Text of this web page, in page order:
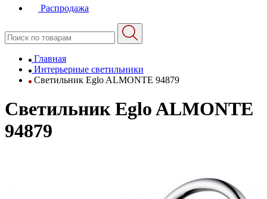
Распродажа
Главная
Интерьерные светильники
Светильник Eglo ALMONTE 94879
Светильник Eglo ALMONTE
94879